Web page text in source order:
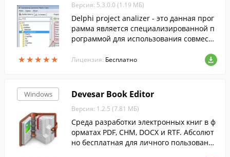
★★★★★
★★★★★
Версия: 5.3.0.0 (1.19 МБ)
Delphi project analizer - это данная прог
рамма является специализированной п
рограммой для использования совместн
азначена для подсчета количесва форм,
Лицензия: Бесплатно
Windows Devesar Book Editor
Версия: 1.2.5 (7.81 МБ)
Среда разработки электронных книг в ф
орматах PDF, CHM, DOCX и RTF. Абсолют
но бесплатная для личного пользовани